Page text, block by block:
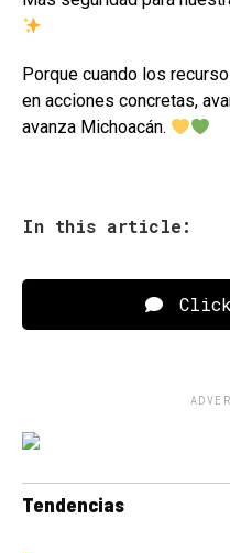
Porque cuando los
en acciones concretas,
avanza Michoacán.
In this article:
Tendencias